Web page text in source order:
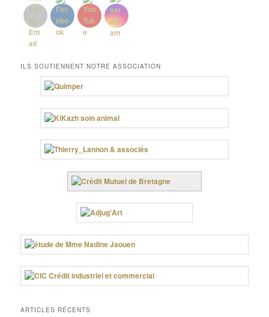
ILS SOUTIENNENT NOTRE ASSOCIATION
ARTICLES RÉCENTS